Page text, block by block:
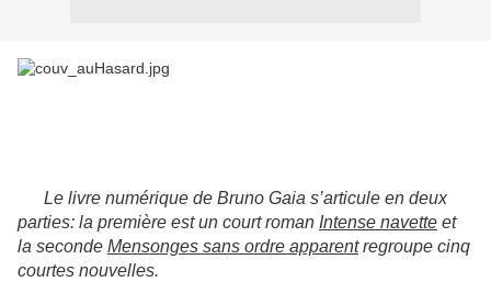
Le livre numérique de Bruno Gaia s’articule en deux
parties: la première est un court roman Intense navette et
la seconde Mensonges sans ordre apparentregroupe cinq
courtes nouvelles.